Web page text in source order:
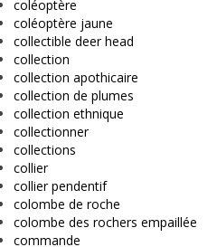
coléoptère
coléoptère jaune
collectible deer head
collection
collection apothicaire
collection de plumes
collection ethnique
collectionner
collections
collier
collier pendentif
colombe de roche
colombe des rochers empaillée
commande